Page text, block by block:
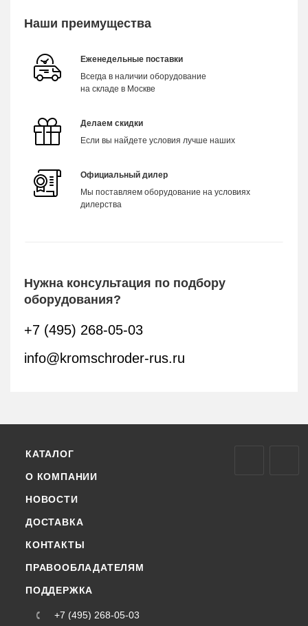
Наши преимущества
Еженедельные поставки
Всегда в наличии оборудование
на складе в Москве
Делаем скидки
Если вы найдете условия лучше наших
Официальный дилер
Мы поставляем оборудование на условиях
дилерства
Нужна консультация по подбору
оборудования?
+7 (495) 268-05-03
info@kromschroder-rus.ru
КАТАЛОГ
О КОМПАНИИ
НОВОСТИ
ДОСТАВКА
КОНТАКТЫ
ПРАВООБЛАДАТЕЛЯМ
ПОДДЕРЖКА
+7 (495) 268-05-03